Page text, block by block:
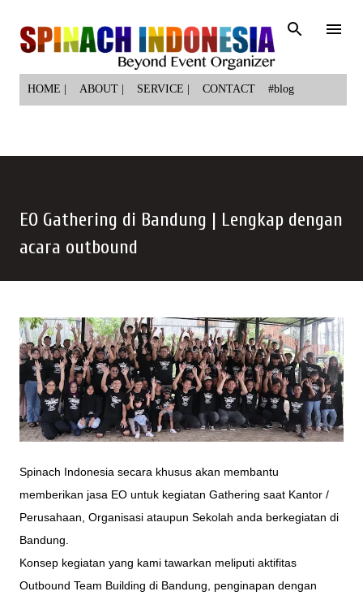
HOME | ABOUT | SERVICE | CONTACT #blog
EO Gathering di Bandung | Lengkap dengan
acara outbound
Spinach Indonesia secara khusus akan membantu
memberikan jasa EO untuk kegiatan Gathering saat Kantor /
Perusahaan, Organisasi ataupun Sekolah anda berkegiatan di
Bandung.
Konsep kegiatan yang kami tawarkan meliputi aktifitas
Outbound Team Building di Bandung, penginapan dengan